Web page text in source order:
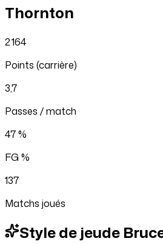
Thornton
2 164
Points (carrière)
3,7
Passes / match
47 %
FG %
137
Matchs joués
Stylede jeude